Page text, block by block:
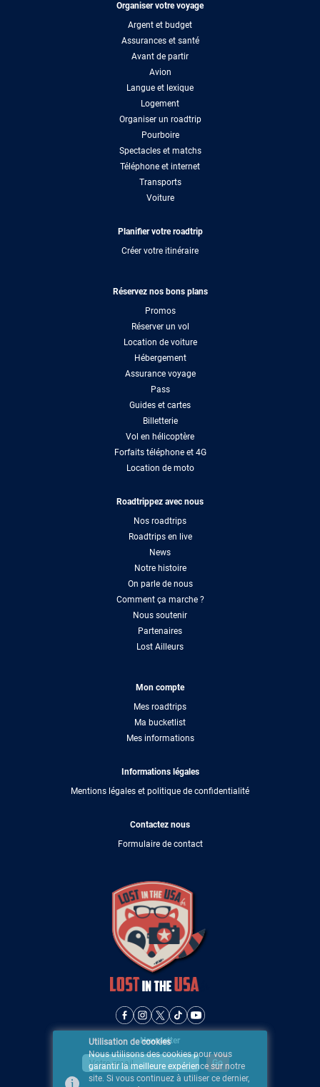
Organiser votre voyage
Argent et budget
Assurances et santé
Avant de partir
Avion
Langue et lexique
Logement
Organiser un roadtrip
Pourboire
Spectacles et matchs
Téléphone et internet
Transports
Voiture
Planifier votre roadtrip
Créer votre itinéraire
Réservez nos bons plans
Promos
Réserver un vol
Location de voiture
Hébergement
Assurance voyage
Pass
Guides et cartes
Billetterie
Vol en hélicoptère
Forfaits téléphone et 4G
Location de moto
Roadtrippez avec nous
Nos roadtrips
Roadtrips en live
News
Notre histoire
On parle de nous
Comment ça marche ?
Nous soutenir
Partenaires
Lost Ailleurs
Mon compte
Mes roadtrips
Ma bucketlist
Mes informations
Informations légales
Mentions légales et politique de confidentialité
Contactez nous
Formulaire de contact
Newsletter
Utilisation de cookies
Nous utilisons des cookies pour vous
garantir la meilleure expérience sur notre
site. Si vous continuez à utiliser ce dernier,